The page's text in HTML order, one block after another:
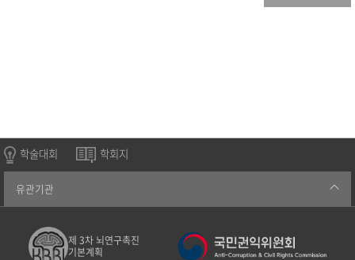
학술대회 학회지
유관기관
제 3차 뇌연구촉진
기본계획